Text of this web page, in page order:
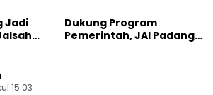
Lingkungan
Jadi
Dukung Program
Pemerintah, JAI Padang
15:03